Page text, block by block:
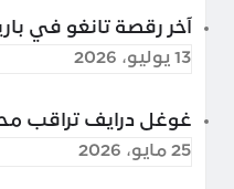
آخر رقصة تانغو في
13 يوليو، 2026
غوغل درايف تراقب
25 مايو، 2026